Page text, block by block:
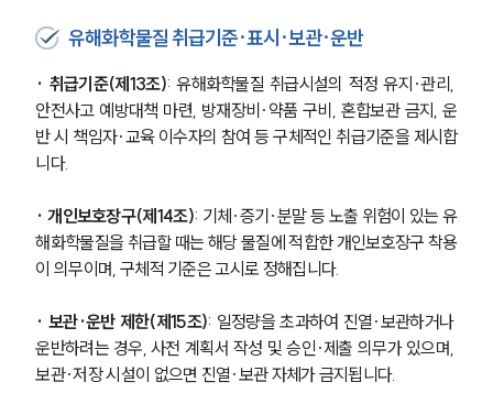
유해화학물질 취급기준·표시·보관·운반
· 취급기준(제13조): 유해화학물질 취급시설의 적정 유지·관리,
안전사고 예방대책 마련, 방재장비·약품 구비, 혼합보관 금지, 운
반 시 책임자·교육 이수자의 참여 등 구체적인 취급기준을 제시합
니다.
· 개인보호장구(제14조): 기체·증기·분말 등 노출 위험이 있는 유
해화학물질을 취급할 때는 해당 물질에 적합한 개인보호장구 착용
이 의무이며, 구체적 기준은 고시로 정해집니다.
· 보관·운반 제한(제15조): 일정량을 초과하여 진열·보관하거나
운반하려는 경우, 사전 계획서 작성 및 승인·제출 의무가 있으며,
보관·저장 시설이 없으면 진열·보관 자체가 금지됩니다.